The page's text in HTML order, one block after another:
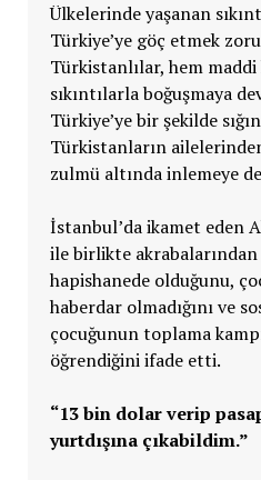
Ülkelerinde yaşanan
Türkiye’ye göç etmek
Türkistanlılar, hem
sıkıntılarla boğuşmaya
Türkiye’ye bir şekilde
Türkistanların
zulmü altında inlemeye
İstanbul’da ikamet eden
ile birlikte
hapishanede olduğunu,
haberdar olmadığını ve
çocuğunun toplama
öğrendiğini ifade etti.
“13 bin dolar verip
yurtdışına çıkabildim.”